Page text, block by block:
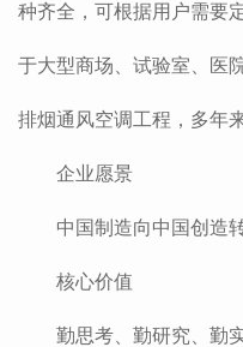
种齐全，可根据用户需要
于大型商场、试验室、医
排烟通风空调工程，多年
企业愿景
中国制造向中国创造
核心价值
勤思考、勤研究、勤